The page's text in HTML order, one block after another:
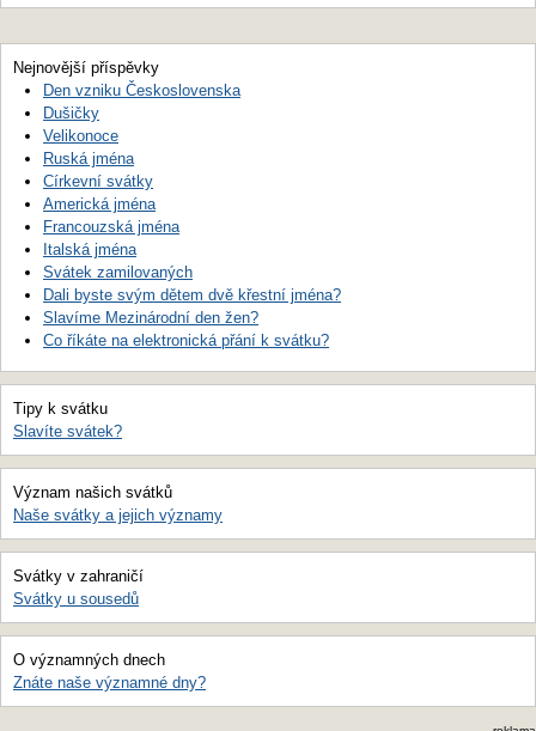
Nejnovější příspěvky
Den vzniku Československa
Dušičky
Velikonoce
Ruská jména
Církevní svátky
Americká jména
Francouzská jména
Italská jména
Svátek zamilovaných
Dali byste svým dětem dvě křestní jména?
Slavíme Mezinárodní den žen?
Co říkáte na elektronická přání k svátku?
Tipy k svátku
Slavíte svátek?
Význam našich svátků
Naše svátky a jejich významy
Svátky v zahraničí
Svátky u sousedů
O významných dnech
Znáte naše významné dny?